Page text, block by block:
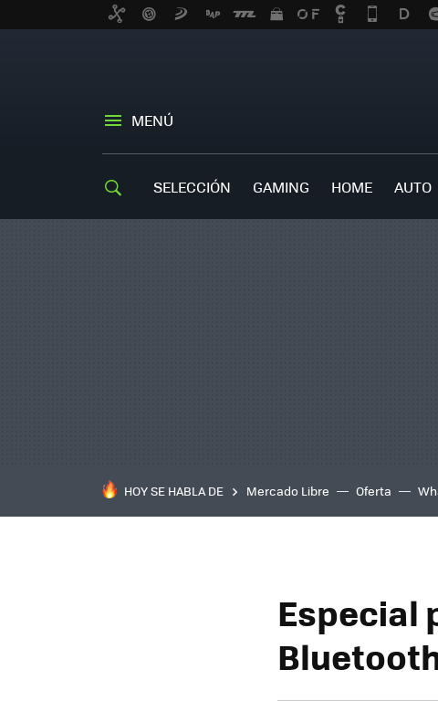
MENÚ
SELECCIÓN GAMING HOME AUTO
HOY SE HABLA DE Mercado Libre Oferta
Especial